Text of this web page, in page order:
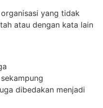
yang tidak
atau dengan kata lain
dibedakan menjadi